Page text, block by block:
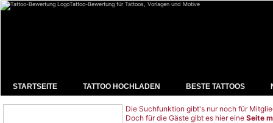
Tattoo-Bewertung für Tattoos, Vorlagen und Motive
STARTSEITE TATTOO HOCHLADEN BESTE TATTOOS
Die Suchfunktion gibt's nur noch für
Doch für die Gäste gibt es hier eine Seite